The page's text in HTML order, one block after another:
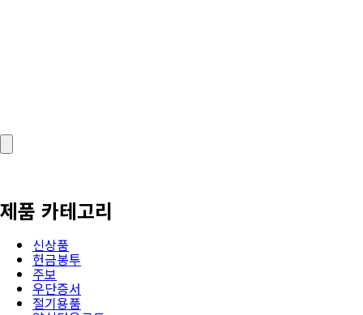
제품 카테고리
신상품
헌금봉투
주보
우단증서
절기용품